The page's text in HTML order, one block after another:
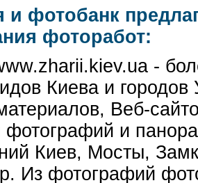
и фотобанк
фоторабот:
-
Киева и городов
Веб-
фотографий и
Киев, Мосты,
Из фотографий